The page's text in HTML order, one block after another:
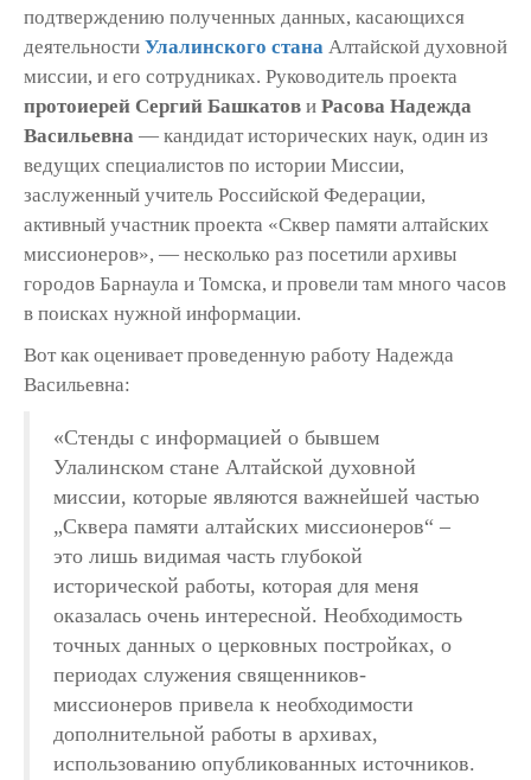
подтверждению полученных данных, касающихся
деятельности Улалинского стана Алтайской духовной
миссии, и его сотрудниках. Руководитель проекта
протоиерей Сергий Башкатов и Расова Надежда
Васильевна — кандидат исторических наук, один из
ведущих специалистов по истории Миссии,
заслуженный учитель Российской Федерации,
активный участник проекта «Сквер памяти алтайских
миссионеров», — несколько раз посетили архивы
городов Барнаула и Томска, и провели там много часов
в поисках нужной информации.
Вот как оценивает проведенную работу Надежда
Васильевна:
«Стенды с информацией о бывшем
Улалинском стане Алтайской духовной
миссии, которые являются важнейшей частью
„Сквера памяти алтайских миссионеров“ –
это лишь видимая часть глубокой
исторической работы, которая для меня
оказалась очень интересной. Необходимость
точных данных о церковных постройках, о
периодах служения священников-
миссионеров привела к необходимости
дополнительной работы в архивах,
использованию опубликованных источников.